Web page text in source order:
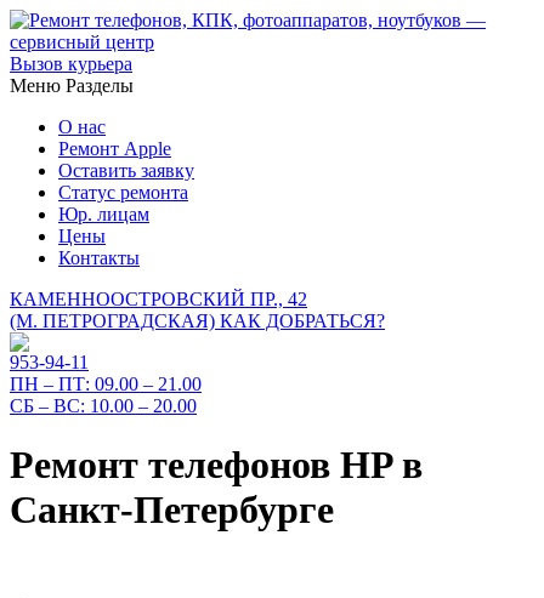
Вызов курьера
Меню Разделы
О нас
Ремонт Apple
Оставить заявку
Статус ремонта
Юр. лицам
Цены
Контакты
КАМЕННООСТРОВСКИЙ ПР., 42
(М. ПЕТРОГРАДСКАЯ) КАК ДОБРАТЬСЯ?
953-94-11
ПН – ПТ: 09.00 – 21.00
СБ – ВС: 10.00 – 20.00
Ремонт телефонов HP в
Санкт-Петербурге